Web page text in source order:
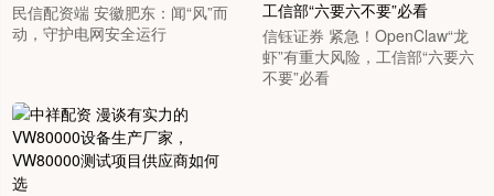
民信配资端 安徽肥东：闻“风”而
动，守护电网安全运行
信钰证券 紧急！OpenClaw“龙
虾”有重大风险，工信部“六要六
不要”必看